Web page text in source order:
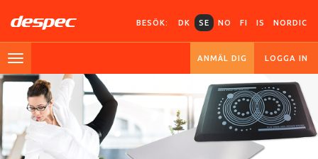
BESÖK: DK SE NO FI IS NORDIC
ANMÄL DIG LOGGA IN